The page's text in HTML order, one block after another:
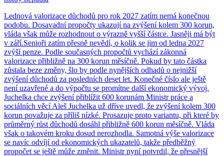
Lednová valorizace důchodů pro rok 2027 zatím nemá konečnou
podobu. Dosavadní propočty ukazují na zvýšení kolem 300 korun,
vláda však může rozhodnout o výrazně vyšší částce. Jasněji má být
v září.Senioři zatím přesně nevědí, o kolik se jim od ledna 2027
zvýší penze. Podle současných propočtů vychází zákonná
valorizace přibližně na 300 korun měsíčně. Pokud by tato částka
zůstala beze změny, šlo by podle nynějších odhadů o nejnižší
zvýšení důchodů za posledních deset let. Konečné číslo ale ještě
není uzavřené a do výpočtu se promítne další ekonomický vývoj.
Juchelka chce zvýšení přiblížit 600 korunám Ministr práce a
sociálních věcí Aleš Juchelka už dříve uvedl, že zvýšení kolem 300
korun považuje za příliš nízké. Prosazuje proto variantu, při které by
průměrný růst důchodů dosáhl přibližně 600 korun měsíčně. Vláda
však o takovém kroku dosud nerozhodla. Samotná výše valorizace
se navíc odvíjí od ekonomických ukazatelů, takže předběžný
propočet se ještě může změnit. Ministr nyní potvrdil, že přesnější